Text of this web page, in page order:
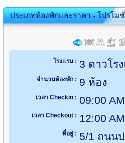
ประเภทห้องพักและราคา - โปรโ
โรงแรม : 3 ดาวโร
จำนวนห้องพัก : 9 ห้อง
เวลา Checkin : 09:00 AM
เวลา Checkout : 12:00 AM
ที่อยู่ : 5/1 ถนน